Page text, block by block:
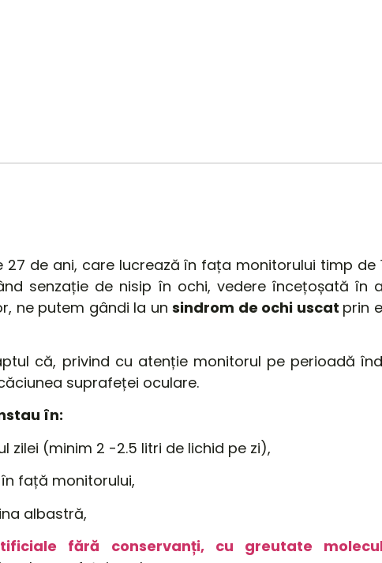
27 de ani, care lucrează în fața monitorului timp de
senzație de nisip în ochi, vedereîncețoșată în
ne putem gândi la un sindrom de ochi uscat prin
că, privind cu atenție monitorul pe perioadă
suprafeței oculare.
în:
zilei (minim 2 -2.5 litri de lichid pe zi),
în față monitorului,
albastră,
fără conservanți, cu greutate